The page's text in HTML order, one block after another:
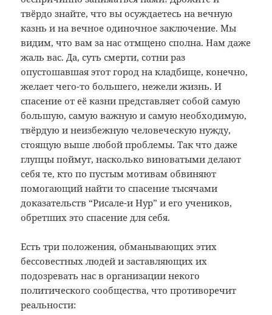
твёрдо знайте, что вы осуждаетесь на вечную
казнь и на вечное одиночное заключение. Мы
видим, что вам за нас отмщено сполна. Нам даже
жаль вас. Да, суть смерти, сотни раз
опустошавшая этот город на кладбище, конечно,
желает чего-то большего, нежели жизнь. И
спасение от её казни представляет собой самую
большую, самую важную и самую необходимую,
твёрдую и неизбежную человеческую нужду,
стоящую выше любой проблемы. Так что даже
глупцы поймут, насколько виноватыми делают
себя те, кто по пустым мотивам обвиняют
помогающий найти то спасение тысячами
доказательств “Рисале-и Нур” и его учеников,
обретших это спасение для себя.
Есть три положения, обманывающих этих
бессовестных людей и заставляющих их
подозревать нас в организации некого
политического сообщества, что противоречит
реальности: